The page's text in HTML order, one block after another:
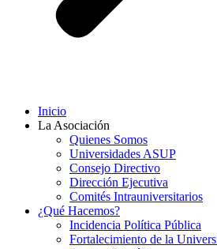
Inicio
La Asociación
Quienes Somos
Universidades ASUP
Consejo Directivo
Dirección Ejecutiva
Comités Intrauniversitarios
¿Qué Hacemos?
Incidencia Política Pública
Fortalecimiento de la